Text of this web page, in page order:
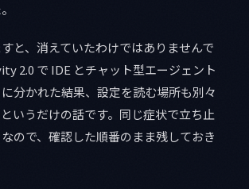
と、消えていたわけではありませんで
2.0 で IDE とチャット型エージェント
分かれた結果、設定を読む場所も別々
いうだけの話です。同じ症状で立ち止
ので、確認した順番のまま残しておき